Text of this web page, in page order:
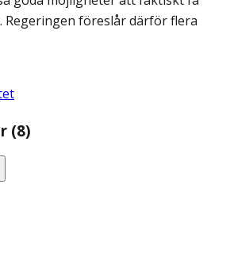
Regeringen föreslår därför flera
(8)